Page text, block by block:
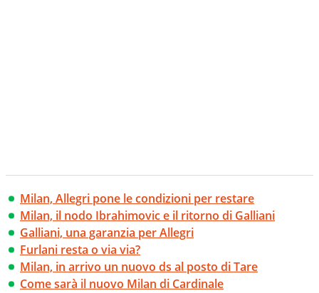
Milan, Allegri pone le condizioni per restare
Milan, il nodo Ibrahimovic e il ritorno di Galliani
Galliani, una garanzia per Allegri
Furlani resta o via via?
Milan, in arrivo un nuovo ds al posto di Tare
Come sarà il nuovo Milan di Cardinale